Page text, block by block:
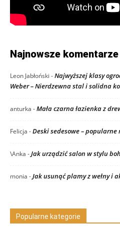
Najnowsze komentarze
Leon Jabłoński -Najwyższej klasy
Weber – Nierdzewna stal i solidna
anturka -Mała czarna łazienka z
Felicja -Deski sedesowe –
\Anka -Jak urządzić salon w stylu
monia -Jak usunąć plamy z wełny i
Popularne kategorie